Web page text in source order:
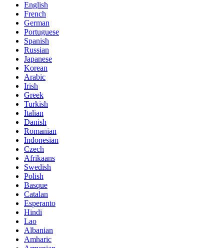
English
French
German
Portuguese
Spanish
Russian
Japanese
Korean
Arabic
Irish
Greek
Turkish
Italian
Danish
Romanian
Indonesian
Czech
Afrikaans
Swedish
Polish
Basque
Catalan
Esperanto
Hindi
Lao
Albanian
Amharic